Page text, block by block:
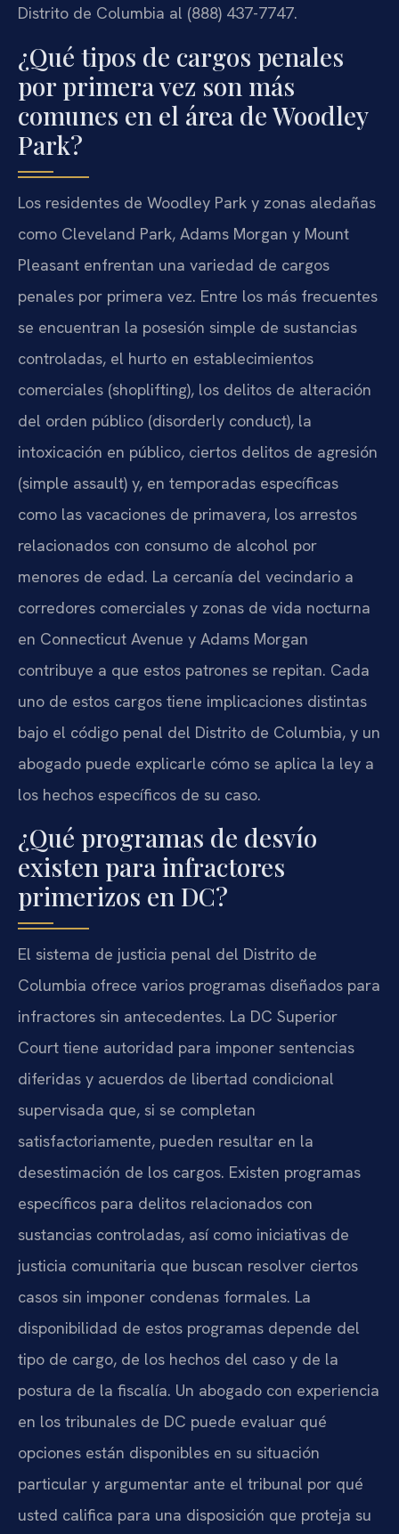
Distrito de Columbia al (888) 437-7747.
¿Qué tipos de cargos penales
por primera vez son más
comunes en el área de Woodley
Park?
Los residentes de Woodley Park y zonas aledañas
como Cleveland Park, Adams Morgan y Mount
Pleasant enfrentan una variedad de cargos
penales por primera vez. Entre los más frecuentes
se encuentran la posesión simple de sustancias
controladas, el hurto en establecimientos
comerciales (shoplifting), los delitos de alteración
del orden público (disorderly conduct), la
intoxicación en público, ciertos delitos de agresión
(simple assault) y, en temporadas específicas
como las vacaciones de primavera, los arrestos
relacionados con consumo de alcohol por
menores de edad. La cercanía del vecindario a
corredores comerciales y zonas de vida nocturna
en Connecticut Avenue y Adams Morgan
contribuye a que estos patrones se repitan. Cada
uno de estos cargos tiene implicaciones distintas
bajo el código penal del Distrito de Columbia, y un
abogado puede explicarle cómo se aplica la ley a
los hechos específicos de su caso.
¿Qué programas de desvío
existen para infractores
primerizos en DC?
El sistema de justicia penal del Distrito de
Columbia ofrece varios programas diseñados para
infractores sin antecedentes. La DC Superior
Court tiene autoridad para imponer sentencias
diferidas y acuerdos de libertad condicional
supervisada que, si se completan
satisfactoriamente, pueden resultar en la
desestimación de los cargos. Existen programas
específicos para delitos relacionados con
sustancias controladas, así como iniciativas de
justicia comunitaria que buscan resolver ciertos
casos sin imponer condenas formales. La
disponibilidad de estos programas depende del
tipo de cargo, de los hechos del caso y de la
postura de la fiscalía. Un abogado con experiencia
en los tribunales de DC puede evaluar qué
opciones están disponibles en su situación
particular y argumentar ante el tribunal por qué
usted califica para una disposición que proteja su